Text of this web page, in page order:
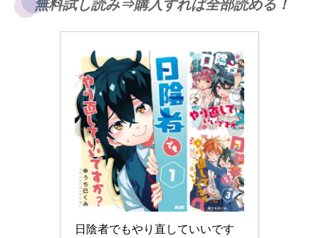
無料試し読み⇒購入すれば全部読める！
日陰者でもやり直していいです